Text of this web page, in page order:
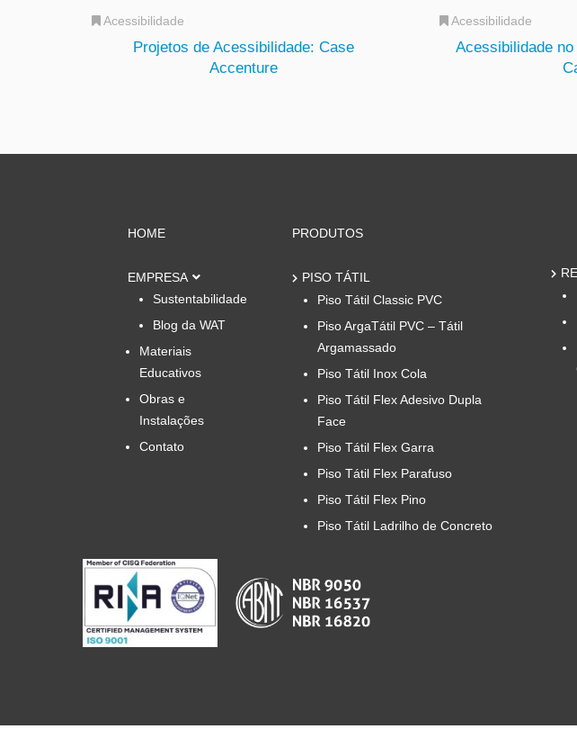
Acessibilidade
Projetos de Acessibilidade: Case
Accenture
Acessibilidade
Acessibilidade
HOME
EMPRESA
Sustentabilidade
Blog da WAT
Materiais
Educativos
Obras e
Instalações
Contato
PRODUTOS
PISO TÁTIL
Piso Tátil Classic PVC
Piso ArgaTátil PVC – Tátil
Argamassado
Piso Tátil Inox Cola
Piso Tátil Flex Adesivo Dupla
Face
Piso Tátil Flex Garra
Piso Tátil Flex Parafuso
Piso Tátil Flex Pino
Piso Tátil Ladrilho de Concreto